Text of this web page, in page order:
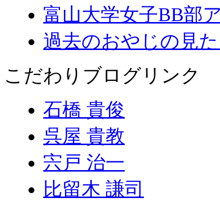
富山大学女子BB部
過去のおやじの見
こだわりブログリンク
石橋 貴俊
呉屋 貴教
宍戸 治一
比留木 謙司